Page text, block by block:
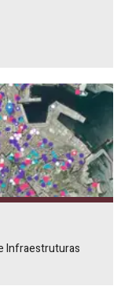
Infraestruturas